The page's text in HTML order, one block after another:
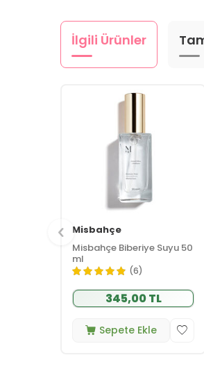
İlgili Ürünler
Misbahçe
Misbahçe Biberiye Suyu 50
ml
(6)
345,00 TL
Sepete Ekle